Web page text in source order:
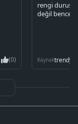
(0)
rengi duruşu
değil bence
Kaynak